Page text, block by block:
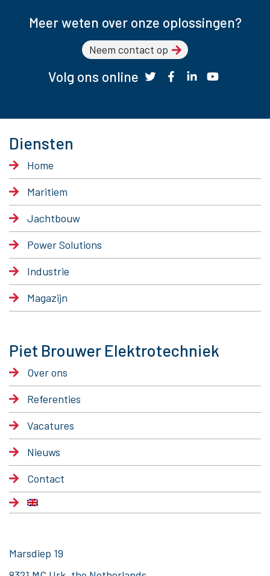
Meer weten over onze oplossingen?
Neem contact op
Volg ons online
Diensten
Home
Maritiem
Jachtbouw
Power Solutions
Industrie
Magazijn
Piet Brouwer Elektrotechniek
Over ons
Referenties
Vacatures
Nieuws
Contact
Marsdiep 19